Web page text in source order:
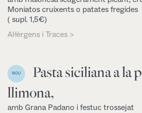
Moniatos cruixents o patates fregides
( supl. 1,5€)
Al·lèrgens i Traces >
NOU
Pasta siciliana a la
llimona,
amb Grana Padano i festuc trossejat